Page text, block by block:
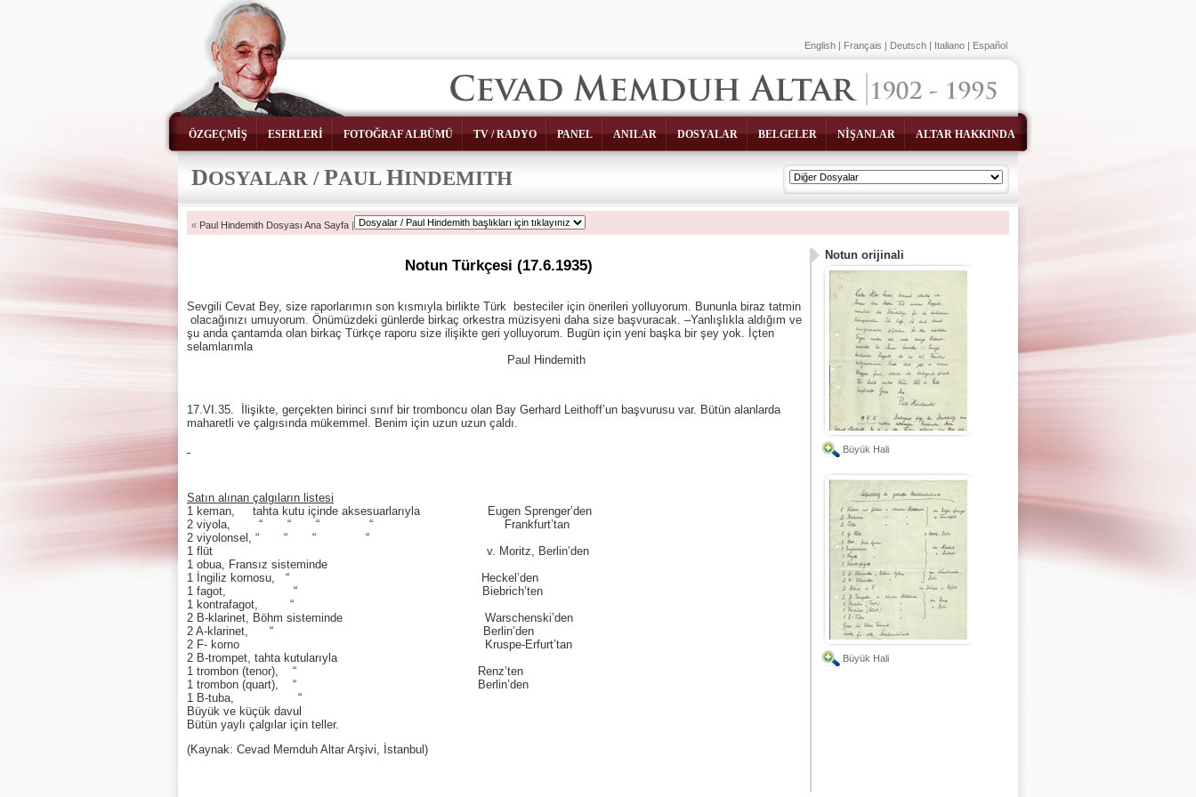
ÖZGEÇMİŞ ESERLERİ FOTOĞRAF ALBÜMÜ TV / RADYO PANEL ANILAR DOSYALAR BELGELER NİŞANLAR ALTAR HAKKINDA
English | Français | Deutsch | Italiano | Español
DOSYALAR / PAUL HINDEMITH
« Paul Hindemith Dosyası Ana Sayfa |
Notun Türkçesi (17.6.1935)
Sevgili Cevat Bey, size raporlarımın son kısmıyla birlikte Türk besteciler için önerileri yolluyorum. Bununla biraz tatmin
olacağınızı umuyorum. Önümüzdeki günlerde birkaç orkestra müzisyeni daha size başvuracak. –Yanlışlıkla aldığım ve
şu anda çantamda olan birkaç Türkçe raporu size ilişikte geri yolluyorum. Bugün için yeni başka bir şey yok. İçten
selamlarımla
Paul Hindemith
17.VI.35. İlişikte, gerçekten birinci sınıf bir tromboncu olan Bay Gerhard Leithoff’un başvurusu var. Bütün alanlarda
maharetli ve çalgısında mükemmel. Benim için uzun uzun çaldı.
Satın alınan çalgıların listesi
1 keman, tahta kutu içinde aksesuarlarıyla Eugen Sprenger’den
2 viyola, “ “ “ “ Frankfurt’tan
2 viyolonsel, “ “ “ “
1 flüt v. Moritz, Berlin’den
1 obua, Fransız sisteminde
1 İngiliz kornosu, “ Heckel’den
1 fagot, “ Biebrich’ten
1 kontrafagot, “
2 B-klarinet, Böhm sisteminde Warschenski’den
2 A-klarinet, “ Berlin’den
2 F- korno Kruspe-Erfurt’tan
2 B-trompet, tahta kutularıyla
1 trombon (tenor), “ Renz’ten
1 trombon (quart), “ Berlin’den
1 B-tuba, “
Büyük ve küçük davul
Bütün yaylı çalgılar için teller.
(Kaynak: Cevad Memduh Altar Arşivi, İstanbul)
Notun orijinali
Büyük Hali
Büyük Hali